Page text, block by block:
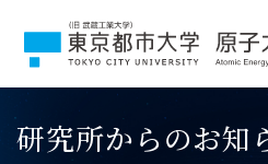
研究所からのお知